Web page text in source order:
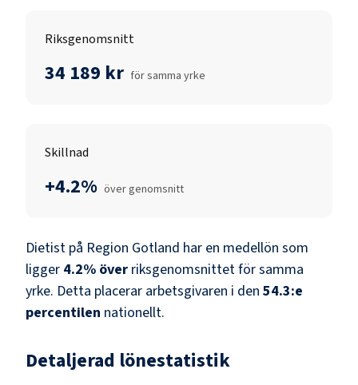
Riksgenomsnitt
34 189 kr för samma yrke
Skillnad
+4.2% över genomsnitt
Dietist på Region Gotland har en medellön som
ligger 4.2% över riksgenomsnittet för samma
yrke. Detta placerar arbetsgivaren i den 54.3:e
percentilen nationellt.
Detaljerad lönestatistik